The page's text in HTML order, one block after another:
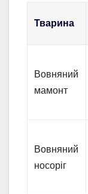
Тварина
Вовняний
мамонт
Вовняний
носоріг